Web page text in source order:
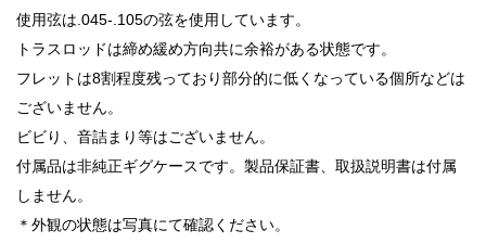
使用弦は.045-.105の弦を使用しています。
トラスロッドは締め緩め方向共に余裕がある状態です。
フレットは8割程度残っており部分的に低くなっている個所などは
ございません。
ビビり、音詰まり等はございません。
付属品は非純正ギグケースです。製品保証書、取扱説明書は付属
しません。
＊外観の状態は写真にて確認ください。